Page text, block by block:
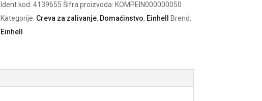
količina
Ident kod: 4139655 Šifra proizvoda: KOMPEIN000000050
Kategorije: Creva za zalivanje, Domaćinstvo, Einhell
Brend:
Einhell